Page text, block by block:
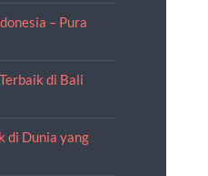
– Pura
di Bali
di Dunia yang